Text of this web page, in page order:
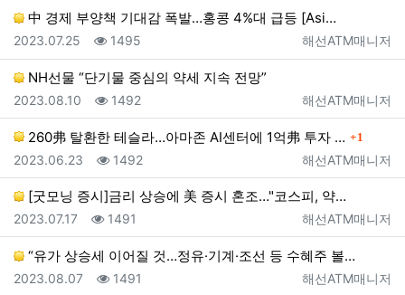
中 경제 부양책 기대감 폭발…홍콩 4%대 급등 [Asi…
등록자
해선ATM매니저
등록일
2023.07.25 조회
1495
NH선물 “단기물 중심의 약세 지속 전망”
등록자
해선ATM매니저
등록일
2023.08.10 조회
1492
260弗 탈환한 테슬라…아마존 AI센터에 1억弗 투자 … 댓글
1
등록자
해선ATM매니저
등록일
2023.06.23 조회
1492
[굿모닝 증시]금리 상승에 美 증시 혼조…"코스피, 약…
등록자
해선ATM매니저
등록일
2023.07.17 조회
1491
“유가 상승세 이어질 것…정유·기계·조선 등 수혜주 볼…
등록자
해선ATM매니저
등록일
2023.08.07 조회
1491